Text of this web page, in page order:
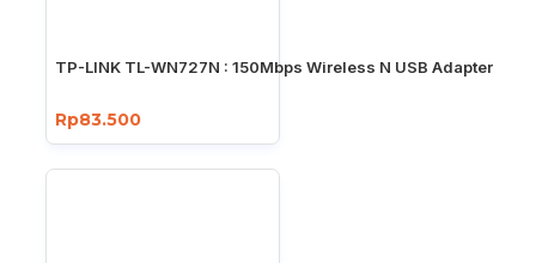
TP-LINK TL-WN727N : 150Mbps Wireless N USB Adapter
Rp83.500